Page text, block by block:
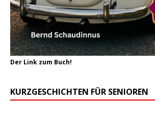
Der Link zum Buch!
KURZGESCHICHTEN FÜR SENIOREN